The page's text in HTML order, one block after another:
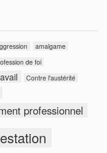
amalgame
de foi
Contre l'austérité
professionnel